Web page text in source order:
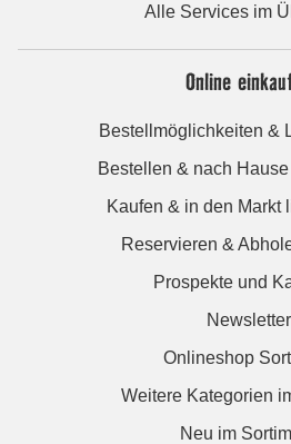
Alle Services im
Online
Bestellmöglichkeiten &
Bestellen & nach
Kaufen & in den Markt
Reservieren &
Prospekte und
Newsletter
Onlineshop
Weitere Kategorien
Neu im